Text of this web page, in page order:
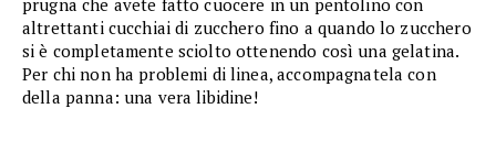
prugna che avete fatto cuocere in un pentolino con
altrettanti cucchiai di zucchero fino a quando lo zucchero
si è completamente sciolto ottenendo così una gelatina.
Per chi non ha problemi di linea, accompagnatela con
della panna: una vera libidine!